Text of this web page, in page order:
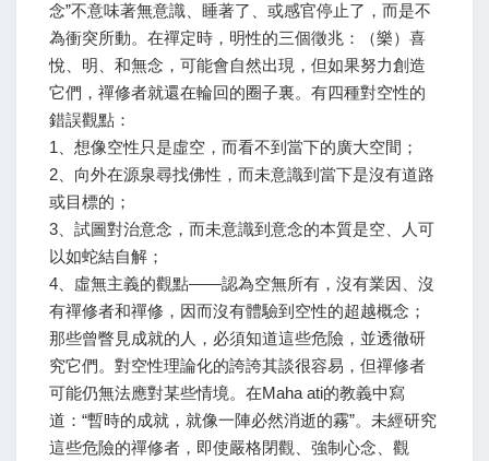
念”不意味著無意識、睡著了、或感官停止了，而是不
為衝突所動。在禪定時，明性的三個徵兆：（樂）喜
悅、明、和無念，可能會自然出現，但如果努力創造
它們，禪修者就還在輪回的圈子裏。有四種對空性的
錯誤觀點：
1、想像空性只是虛空，而看不到當下的廣大空間；
2、向外在源泉尋找佛性，而未意識到當下是沒有道路
或目標的；
3、試圖對治意念，而未意識到意念的本質是空、人可
以如蛇結自解；
4、虛無主義的觀點——認為空無所有，沒有業因、沒
有禪修者和禪修，因而沒有體驗到空性的超越概念；
那些曾瞥見成就的人，必須知道這些危險，並透徹研
究它們。對空性理論化的誇誇其談很容易，但禪修者
可能仍無法應對某些情境。在Maha ati的教義中寫
道：“暫時的成就，就像一陣必然消逝的霧”。未經研究
這些危險的禪修者，即使嚴格閉觀、強制心念、觀